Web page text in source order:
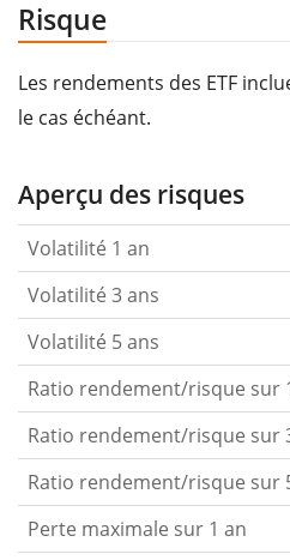
Risque
Les rendements des ETF
le cas échéant.
Aperçu des risques
Volatilité 1 an
Volatilité 3 ans
Volatilité 5 ans
Ratio rendement/risque sur
Ratio rendement/risque sur
Ratio rendement/risque sur
Perte maximale sur 1 an